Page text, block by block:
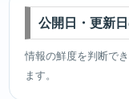
公開日・更新
情報の鮮度を判断で
ます。